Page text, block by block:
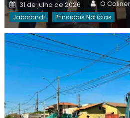
Posted
on
31 de julho de 2026 O
Jaborandi Principais Notícias